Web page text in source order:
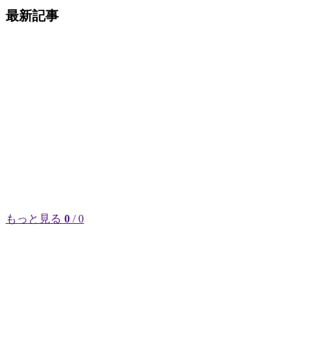
最新記事
もっと見る 0 / 0